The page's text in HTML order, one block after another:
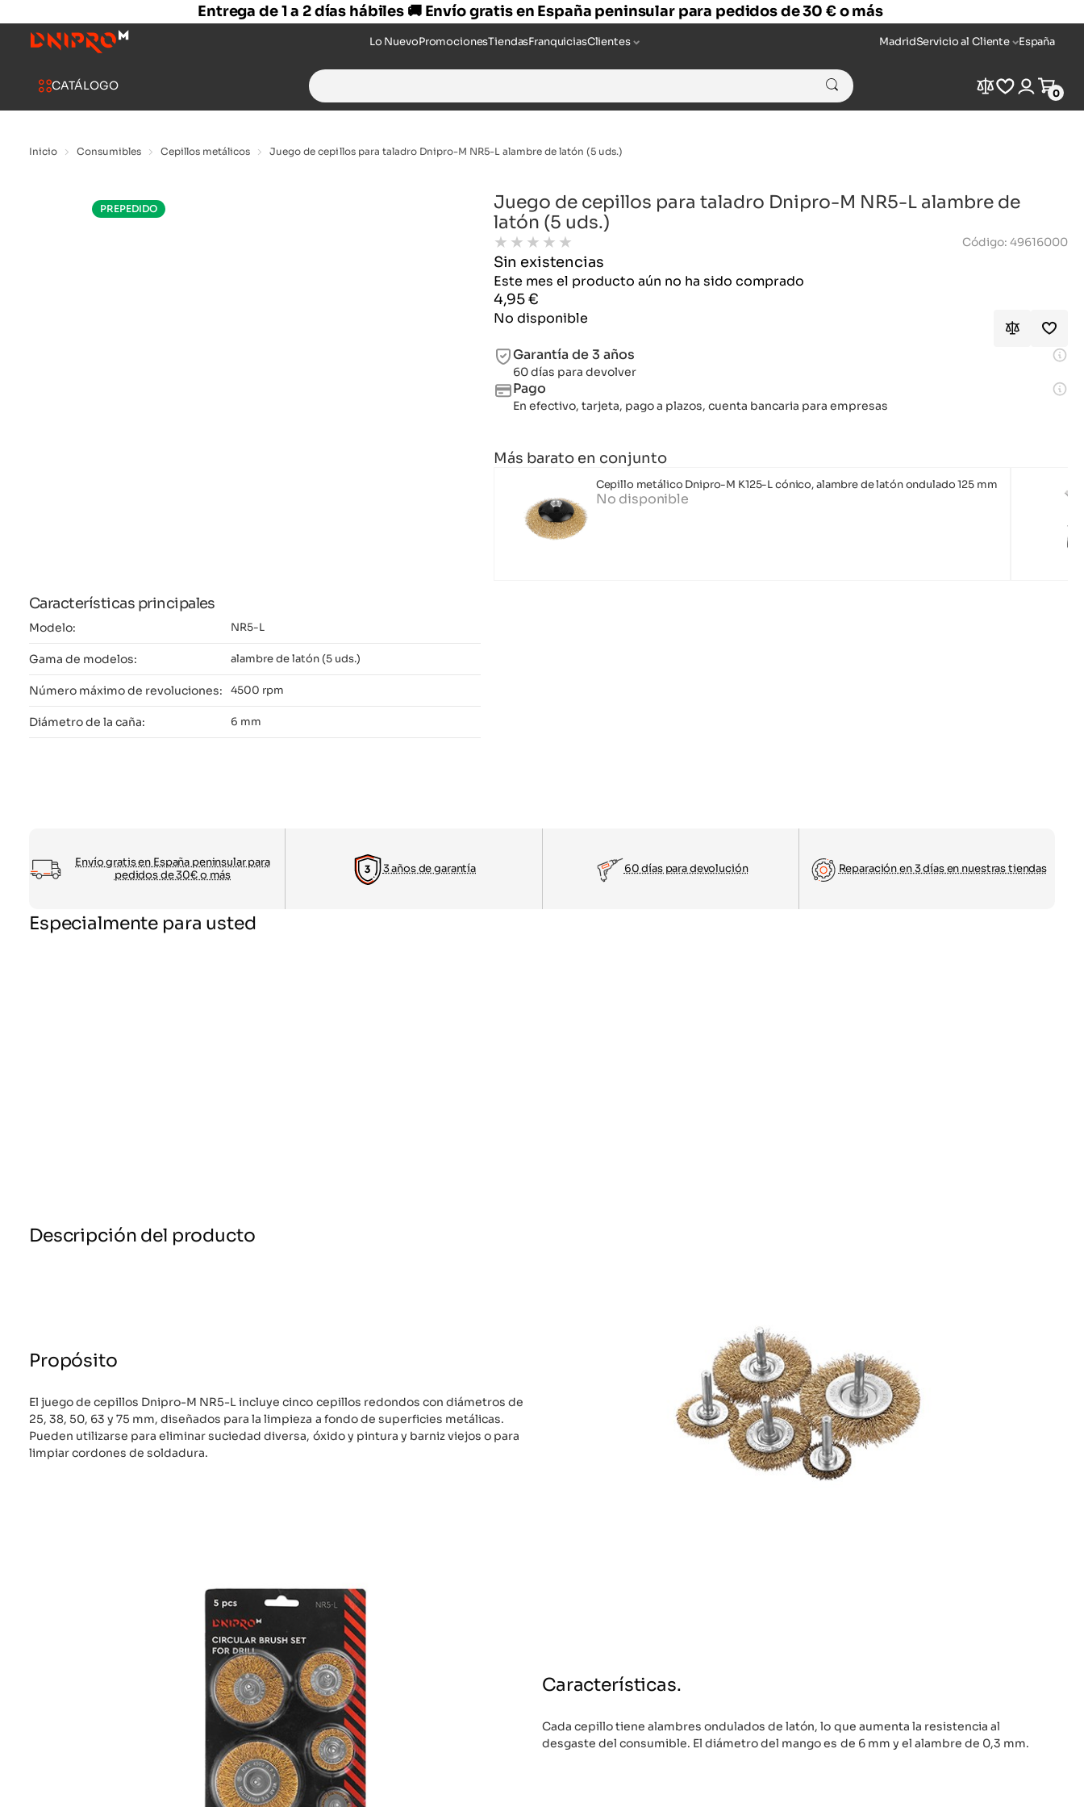
Entrega de 1 a 2 días hábiles 🚚 Envío gratis en España peninsular para pedidos de 30 € o más
Lo NuevoPromocionesTiendasFranquiciasClientes MadridServicio al Cliente España
CATÁLOGO
Search
for:
Compare
Wishlist
Login
Cart
0
Inicio Consumibles Cepillos metálicos Juego de cepillos para taladro Dnipro-M NR5-L alambre de latón (5 uds.)
PREPEDIDO
Características principales
Modelo: NR5-L
Gama de modelos: alambre de latón (5 uds.)
Número máximo de revoluciones: 4500 rpm
Diámetro de la caña: 6 mm
Juego de cepillos para taladro Dnipro-M NR5-L alambre de
latón (5 uds.)
★ ★ ★ ★ ★ Código: 49616000
Sin existencias
Este mes el producto aún no ha sido comprado
4,95€
No disponible
Garantía de 3 años
60 días para devolver
Pago
En efectivo, tarjeta, pago a plazos, cuenta bancaria para empresas
Más barato en conjunto
Cepillo metálico Dnipro-M K125-L cónico, alambre de latón ondulado 125 mm
No disponible
Envío gratis en España peninsular para
pedidos de 30€ o más
3 años de garantía 60 días para devolución Reparación en 3 días en nuestras tiendas
Especialmente para usted
Descripción del producto
Propósito
El juego de cepillos Dnipro-M NR5-L incluye cinco cepillos redondos con diámetros de
25, 38, 50, 63 y 75 mm, diseñados para la limpieza a fondo de superficies metálicas.
Pueden utilizarse para eliminar suciedad diversa, óxido y pintura y barniz viejos o para
limpiar cordones de soldadura.
Características.
Cada cepillo tiene alambres ondulados de latón, lo que aumenta la resistencia al
desgaste del consumible. El diámetro del mango es de 6 mm y el alambre de 0,3 mm.